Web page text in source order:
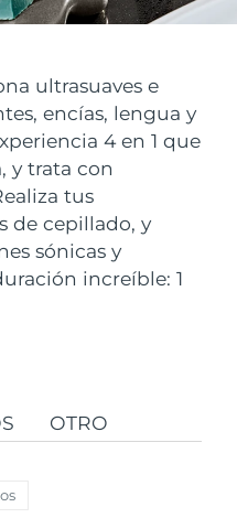
ultrasuaves e
encías, lengua y
4 en 1 que
y trata con
tus
de cepillado, y
sónicas y
increíble: 1
OTRO
Mis suscripciones
Entrega prevista8/11/26
Entrega prevista 8/10/26
Entrega prevista
Entrega prevista